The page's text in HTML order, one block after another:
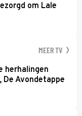
om Lale
MEER TV
herhalingen
Avondetappe